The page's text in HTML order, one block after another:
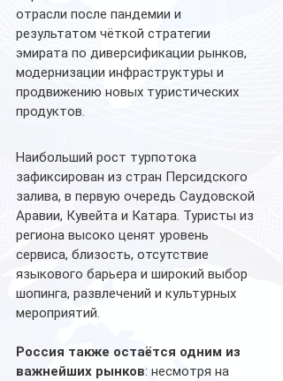
отрасли после пандемии и
результатом чёткой стратегии
эмирата по диверсификации рынков,
модернизации инфраструктуры и
продвижению новых туристических
продуктов.
Наибольший рост турпотока
зафиксирован из стран Персидского
залива, в первую очередь Саудовской
Аравии, Кувейта и Катара. Туристы из
региона высоко ценят уровень
сервиса, близость, отсутствие
языкового барьера и широкий выбор
шопинга, развлечений и культурных
мероприятий.
Россия также остаётся одним из
важнейших рынков: несмотря на